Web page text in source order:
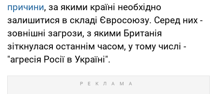
причини, за якими країні необхідно
залишитися в складі Євросоюзу. Серед них -
зовнішні загрози, з якими Британія
зіткнулася останнім часом, у тому числі -
"агресія Росії в Україні".